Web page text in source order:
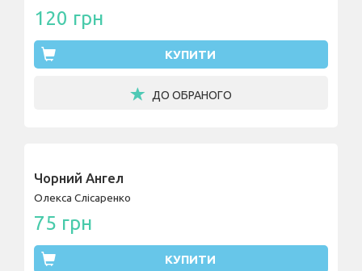
120 грн
КУПИТИ
ДО ОБРАНОГО
Чорний Ангел
Олекса Слісаренко
75 грн
КУПИТИ